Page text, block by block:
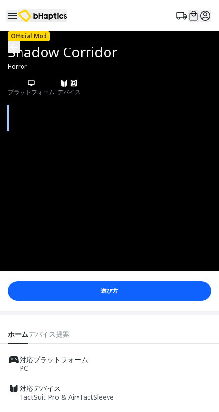
Official Mod
Shadow Corridor
Horror
プラットフォーム デバイス
遊び方
ホームデバイス提案
対応プラットフォーム
PC
対応デバイス
TactSuit Pro & Air•TactSleeve